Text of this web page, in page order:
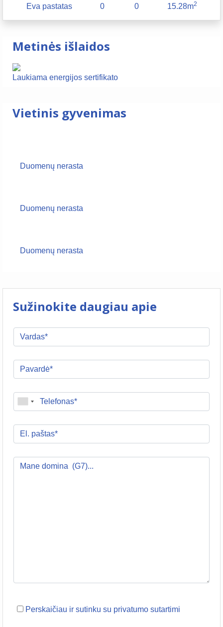
Eva pastatas 0 0 15.28m2
Metinės išlaidos
Laukiama energijos sertifikato
Vietinis gyvenimas
Duomenų nerasta
Duomenų nerasta
Duomenų nerasta
Sužinokite daugiau apie
Perskaičiau ir sutinku su privatumo sutartimi